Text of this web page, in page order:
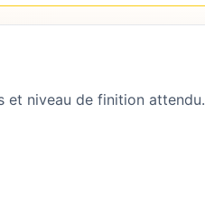
et niveau de finition attendu.